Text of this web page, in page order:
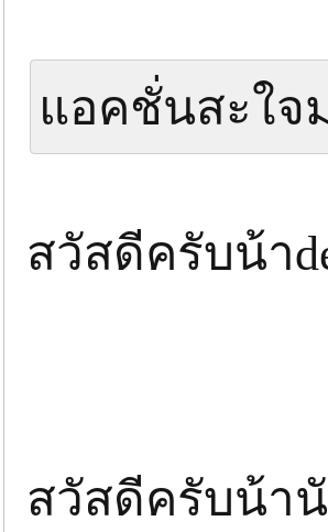
แอคชั่นสะใจ
สวัสดีครับน้า
สวัสดีครับน้า